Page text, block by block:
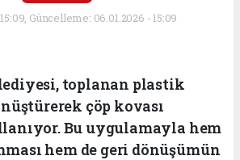
Güncelleme: 06.01.2026 - 15:09
toplanan plastik
çöp kovası
Bu uygulamayla hem
hem de geri dönüşümün